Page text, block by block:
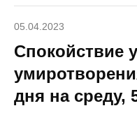
05.04.2023
Спокойствие
дня на среду,